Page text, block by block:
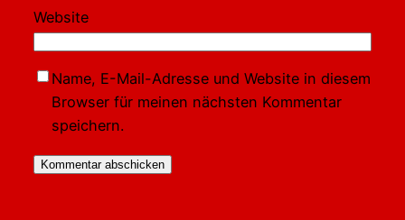
Website
Name, E-Mail-Adresse und Website in diesem
Browser für meinen nächsten Kommentar
speichern.